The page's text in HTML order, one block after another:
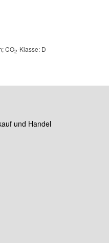
;CO2-Klasse: D
und Handel